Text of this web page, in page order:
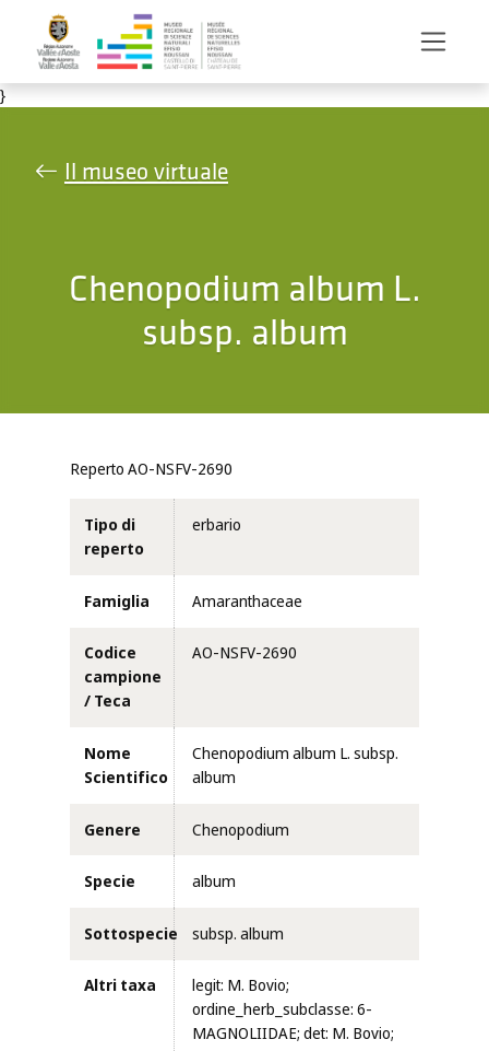
Salta al contenuto principale
}
Il museo virtuale
Chenopodium album L.
subsp. album
Reperto AO-NSFV-2690
Tipo di
reperto
erbario
Famiglia Amaranthaceae
Codice
campione
/ Teca
AO-NSFV-2690
Nome
Scientifico
Chenopodium album L. subsp.
album
Genere Chenopodium
Specie album
Sottospecie subsp. album
Altri taxa
legit: M. Bovio;
ordine_herb_subclasse: 6-
MAGNOLIIDAE; det: M. Bovio;